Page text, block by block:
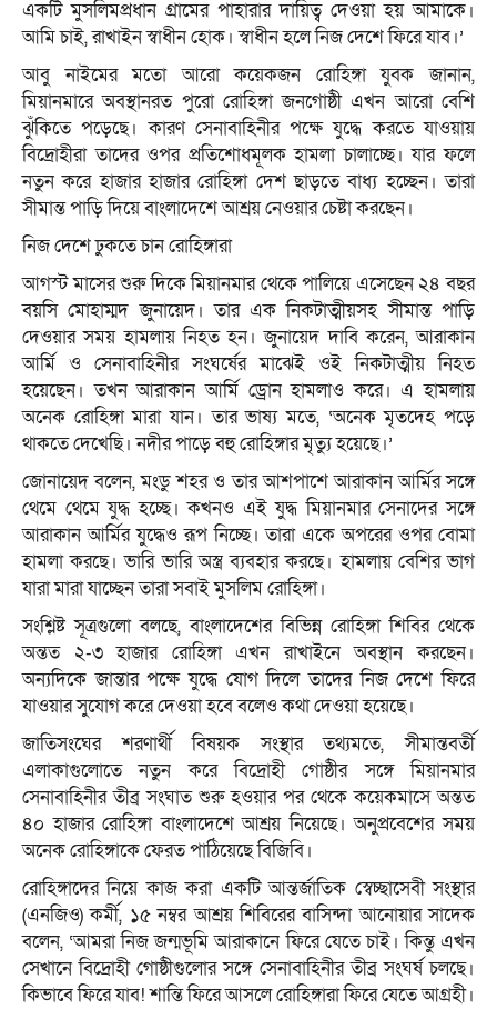
একটি মুসলিমপ্রধান গ্রামের পাহারার দায়িত্ব দেওয়া হয় আমাকে।
আমি চাই, রাখাইন স্বাধীন হোক। স্বাধীন হলে নিজ দেশে ফিরে যাব।’
আবু নাইমের মতো আরো কয়েকজন রোহিঙ্গা যুবক জানান,
মিয়ানমারে অবস্থানরত পুরো রোহিঙ্গা জনগোষ্ঠী এখন আরো বেশি
ঝুঁকিতে পড়েছে। কারণ সেনাবাহিনীর পক্ষে যুদ্ধে করতে যাওয়ায়
বিদ্রোহীরা তাদের ওপর প্রতিশোধমূলক হামলা চালাচ্ছে। যার ফলে
নতুন করে হাজার হাজার রোহিঙ্গা দেশ ছাড়তে বাধ্য হচ্ছেন। তারা
সীমান্ত পাড়ি দিয়ে বাংলাদেশে আশ্রয় নেওয়ার চেষ্টা করছেন।
নিজ দেশে ঢুকতে চান রোহিঙ্গারা
আগস্ট মাসের শুরু দিকে মিয়ানমার থেকে পালিয়ে এসেছেন ২৪ বছর
বয়সি মোহাম্মদ জুনায়েদ। তার এক নিকটাত্মীয়সহ সীমান্ত পাড়ি
দেওয়ার সময় হামলায় নিহত হন। জুনায়েদ দাবি করেন, আরাকান
আর্মি ও সেনাবাহিনীর সংঘর্ষের মাঝেই ওই নিকটাত্মীয় নিহত
হয়েছেন। তখন আরাকান আর্মি ড্রোন হামলাও করে। এ হামলায়
অনেক রোহিঙ্গা মারা যান। তার ভাষ্য মতে, ‘অনেক মৃতদেহ পড়ে
থাকতে দেখেছি। নদীর পাড়ে বহু রোহিঙ্গার মৃত্যু হয়েছে।’
জোনায়েদ বলেন, মংডু শহর ও তার আশপাশে আরাকান আর্মির সঙ্গে
থেমে থেমে যুদ্ধ হচ্ছে। কখনও এই যুদ্ধ মিয়ানমার সেনাদের সঙ্গে
আরাকান আর্মির যুদ্ধেও রূপ নিচ্ছে। তারা একে অপরের ওপর বোমা
হামলা করছে। ভারি ভারি অস্ত্র ব্যবহার করছে। হামলায় বেশির ভাগ
যারা মারা যাচ্ছেন তারা সবাই মুসলিম রোহিঙ্গা।
সংশ্লিষ্ট সূত্রগুলো বলছে, বাংলাদেশের বিভিন্ন রোহিঙ্গা শিবির থেকে
অন্তত ২-৩ হাজার রোহিঙ্গা এখন রাখাইনে অবস্থান করছেন।
অন্যদিকে জান্তার পক্ষে যুদ্ধে যোগ দিলে তাদের নিজ দেশে ফিরে
যাওয়ার সুযোগ করে দেওয়া হবে বলেও কথা দেওয়া হয়েছে।
জাতিসংঘের শরণার্থী বিষয়ক সংস্থার তথ্যমতে, সীমান্তবর্তী
এলাকাগুলোতে নতুন করে বিদ্রোহী গোষ্ঠীর সঙ্গে মিয়ানমার
সেনাবাহিনীর তীব্র সংঘাত শুরু হওয়ার পর থেকে কয়েকমাসে অন্তত
৪০ হাজার রোহিঙ্গা বাংলাদেশে আশ্রয় নিয়েছে। অনুপ্রবেশের সময়
অনেক রোহিঙ্গাকে ফেরত পাঠিয়েছে বিজিবি।
রোহিঙ্গাদের নিয়ে কাজ করা একটি আন্তর্জাতিক স্বেচ্ছাসেবী সংস্থার
(এনজিও) কর্মী, ১৫ নম্বর আশ্রয় শিবিরের বাসিন্দা আনোয়ার সাদেক
বলেন, ‘আমরা নিজ জন্মভূমি আরাকানে ফিরে যেতে চাই। কিন্তু এখন
সেখানে বিদ্রোহী গোষ্ঠীগুলোর সঙ্গে সেনাবাহিনীর তীব্র সংঘর্ষ চলছে।
কিভাবে ফিরে যাব! শান্তি ফিরে আসলে রোহিঙ্গারা ফিরে যেতে আগ্রহী।